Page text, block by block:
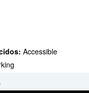
Accessible